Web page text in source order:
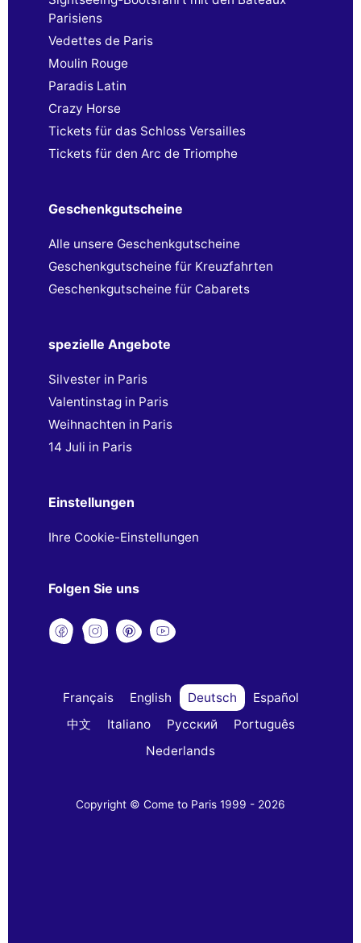
Parisiens
Vedettes de Paris
Moulin Rouge
Paradis Latin
Crazy Horse
Tickets für das Schloss Versailles
Tickets für den Arc de Triomphe
Geschenkgutscheine
Alle unsere Geschenkgutscheine
Geschenkgutscheine für Kreuzfahrten
Geschenkgutscheine für Cabarets
spezielle Angebote
Silvester in Paris
Valentinstag in Paris
Weihnachten in Paris
14 Juli in Paris
Einstellungen
Ihre Cookie-Einstellungen
Folgen Sie uns
Français English Deutsch
Español
中文
Italiano Русский
Português
Nederlands
Copyright © Come to Paris 1999 - 2026